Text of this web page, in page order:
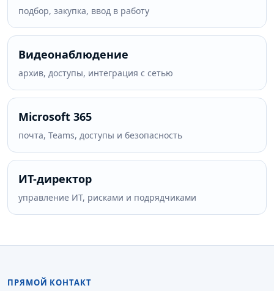
подбор, закупка, ввод в работу
Видеонаблюдение
архив, доступы, интеграция с сетью
Microsoft 365
почта, Teams, доступы и безопасность
ИТ-директор
управление ИТ, рисками и подрядчиками
ПРЯМОЙ КОНТАКТ